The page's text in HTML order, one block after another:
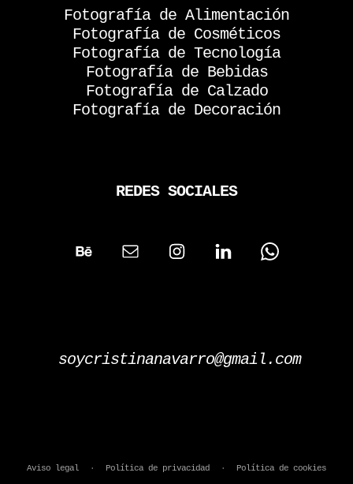
Fotografía de Alimentación
Fotografía de Cosméticos
Fotografía de Tecnología
Fotografía de Bebidas
Fotografía de Calzado
Fotografía de Decoración
REDES SOCIALES
soycristinanavarro@gmail.com
Aviso legal · Política de privacidad · Política de cookies